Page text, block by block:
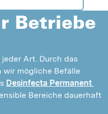
Betriebe
wir mögliche Befälle
Desinfecta Permanent
Bereiche dauerhaft